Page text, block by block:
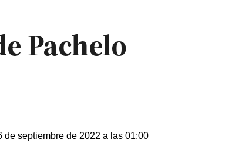
Pachelo
de septiembre de 2022 a las 01:00